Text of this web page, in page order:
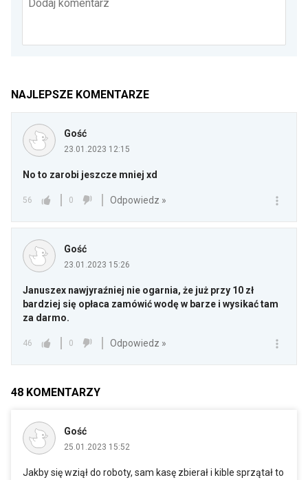
Dodaj komentarz
NAJLEPSZE KOMENTARZE
Gość
23.01.2023 12:15
No to zarobi jeszcze mniej xd
56 0 Odpowiedz »
Gość
23.01.2023 15:26
Januszex nawjyraźniej nie ogarnia, że już przy 10 zł
bardziej się opłaca zamówić wodę w barze i wysikać tam
za darmo.
46 0 Odpowiedz »
48 KOMENTARZY
Gość
25.01.2023 15:52
Jakby się wziął do roboty, sam kasę zbierał i kible sprzątał to